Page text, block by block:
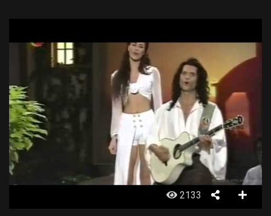
2133